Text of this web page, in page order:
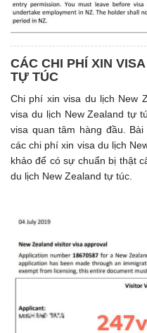
CÁC CHI PHÍ XIN
TỰ TÚC
Chi phí xin visa du lịch New
visa du lịch New Zealand tự
visa quan tâm hàng đầu.
các chi phí xin visa du lịch
khảo để có sự chuẩn bị thật
du lịch New Zealand tự túc.